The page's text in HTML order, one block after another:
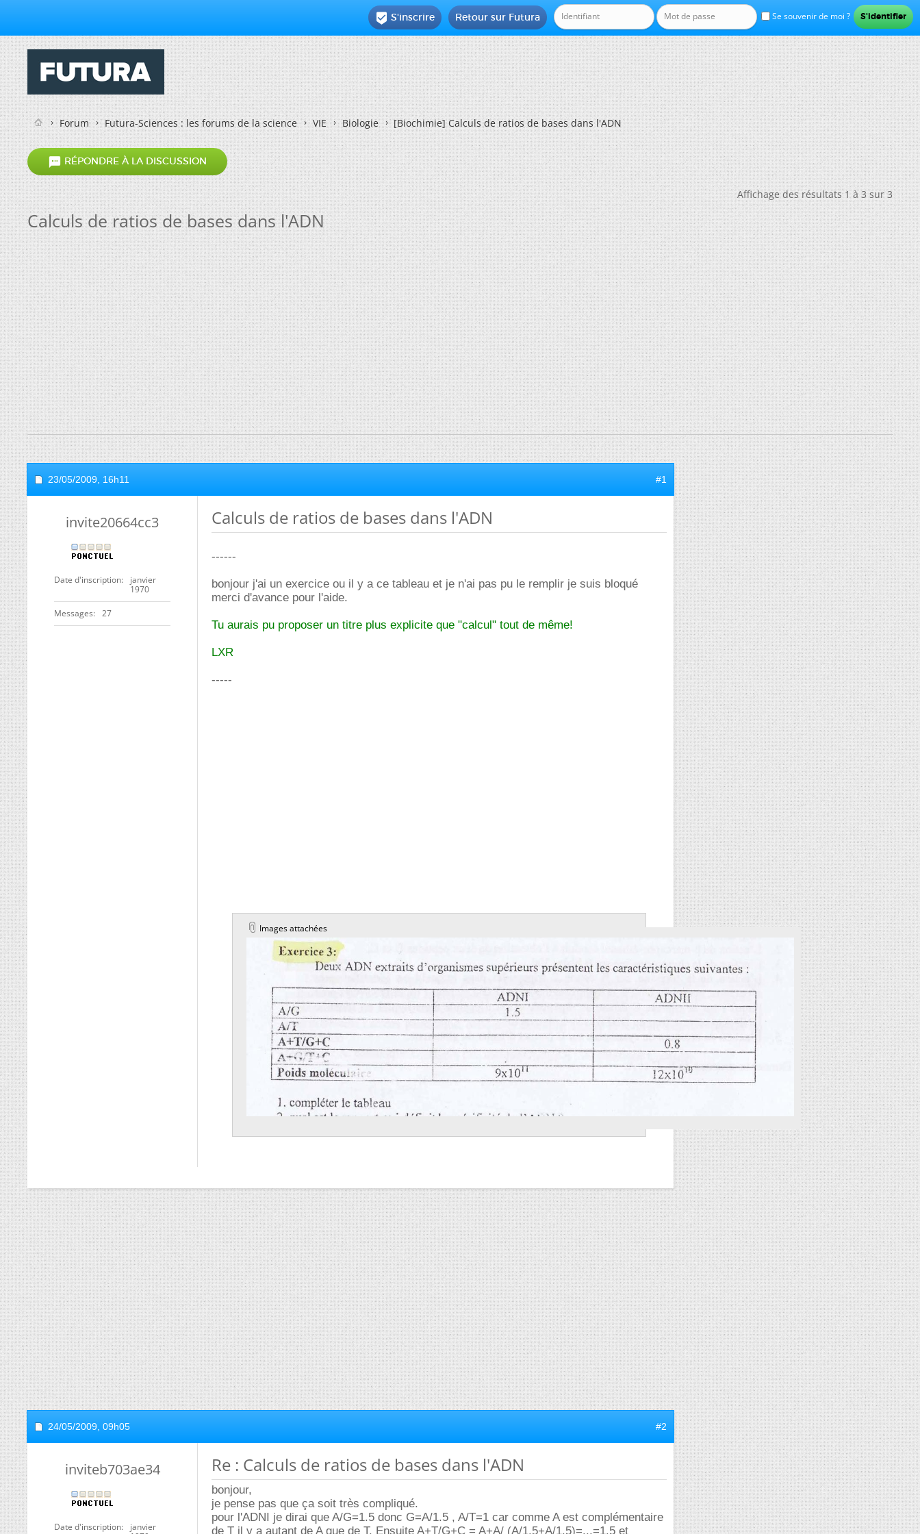
Se souvenir de moi ?
Retour sur Futura
 S'inscrire
Forum Futura-Sciences : les forums de la science VIE Biologie [Biochimie]Calculs de ratios de bases dans l'ADN
 RÉPONDRE À LA DISCUSSION
Affichage des résultats 1 à 3 sur 3
Calculs de ratios de bases dans l'ADN
23/05/2009, 16h11 #1
invite20664cc3
Date d'inscription
janvier
1970
Messages 27
Calculs de ratios de bases dans l'ADN
------
bonjour j'ai un exercice ou il y a ce tableau et je n'ai pas pu le remplir je suis bloqué
merci d'avance pour l'aide.
Tu aurais pu proposer un titre plus explicite que "calcul" tout de même!
LXR
-----
Images attachées
24/05/2009, 09h05 #2
inviteb703ae34
Date d'inscription
janvier
Re : Calculs de ratios de bases dans l'ADN
bonjour,
je pense pas que ça soit très compliqué.
pour l'ADNI je dirai que A/G=1.5 donc G=A/1.5 , A/T=1 car comme A est complémentaire
de T il y a autant de A que de T. Ensuite A+T/G+C = A+A/ (A/1.5+A/1.5)=...=1.5 et